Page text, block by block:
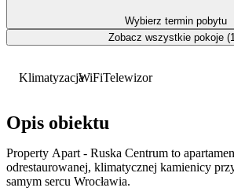
KlimatyzacjaWiFiTelewizor
Opis obiektu
Property Apart - Ruska Centrum to
odrestaurowanej, klimatycznej kamienicy
samym sercu Wrocławia.
Wybierz termin pobytu
Zobacz wszystkie pokoje